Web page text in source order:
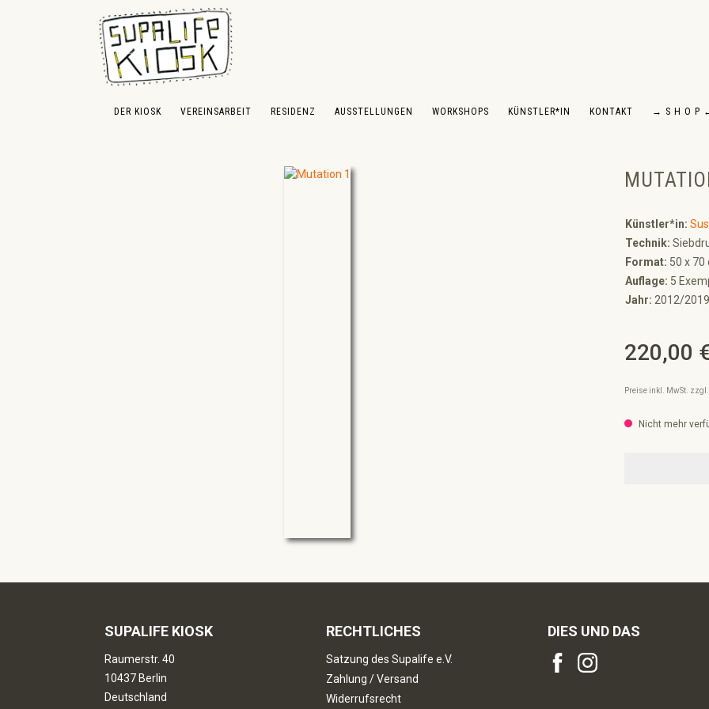
Hauptinhalt springen
Zur Suche springen
Zur Hauptnavigation springen
DER KIOSK VEREINSARBEIT RESIDENZ AUSSTELLUNGEN WORKSHOPS KÜNSTLER*IN KONTAKT → S H O P
Künstler*in:
Technik:
Format: 50 x 70
Auflage: 5
Jahr: 2012/2019
Regulärer Preis:
220,00
Preise inkl. MwSt.
Nicht mehr
SUPALIFE KIOSK
Raumerstr. 40
10437 Berlin
Deutschland
RECHTLICHES
Satzung des Supalife e.V.
Zahlung / Versand
Widerrufsrecht
DIES UND DAS